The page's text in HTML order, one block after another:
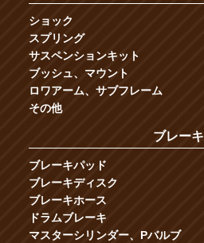
ショック
スプリング
サスペンションキット
ブッシュ、マウント
ロワアーム、サブフレーム
その他
ブレーキ
ブレーキパッド
ブレーキディスク
ブレーキホース
ドラムブレーキ
マスターシリンダー、Pバルブ